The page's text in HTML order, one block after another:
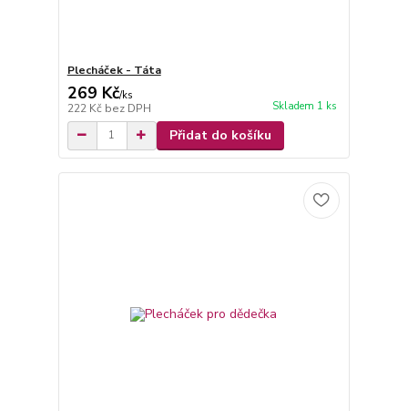
Plecháček - Táta
269 Kč/ks
222 Kč bez DPH Skladem 1 ks
Přidat do košíku